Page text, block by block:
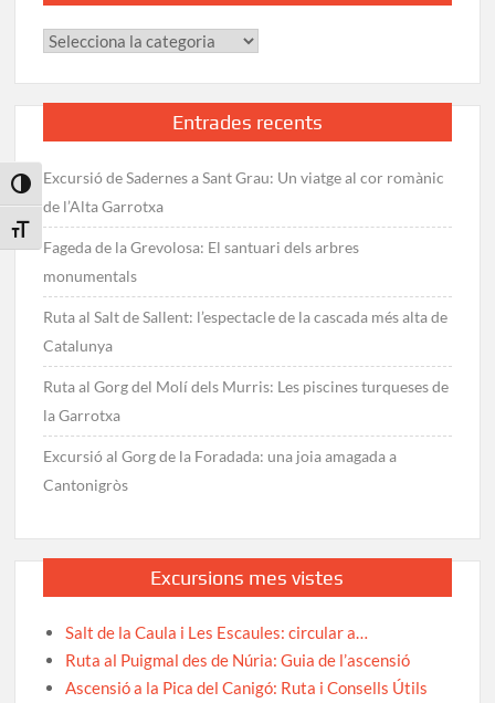
Toggle High Contrast
Toggle Font size
Categories
Entrades recents
Excursió de Sadernes a Sant Grau: Un viatge al cor romànic
de l’Alta Garrotxa
Fageda de la Grevolosa: El santuari dels arbres
monumentals
Ruta al Salt de Sallent: l’espectacle de la cascada més alta de
Catalunya
Ruta al Gorg del Molí dels Murris: Les piscines turqueses de
la Garrotxa
Excursió al Gorg de la Foradada: una joia amagada a
Cantonigròs
Excursions mes vistes
Salt de la Caula i Les Escaules: circular a…
Ruta al Puigmal des de Núria: Guia de l’ascensió
Ascensió a la Pica del Canigó: Ruta i Consells Útils